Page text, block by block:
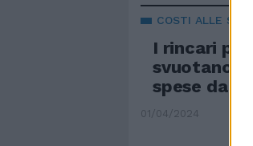
COSTI ALLE
I rincari per
svuotano
spese da
01/04/2024